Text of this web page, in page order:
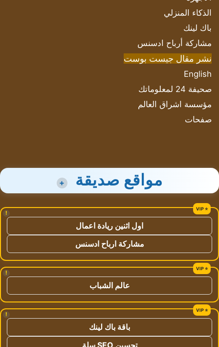
الذكاء المنزلي
باك لينك
مشاركة أرباح ادسنس
نشر مقال جيست بوست
English
صحيفة 24 لمعلوماتك
مؤسسة اشراق العالم
صفحات
مواقع صديقة +
!
اول اثنين ريادة اعمال
مشاركة ارباح ادسنس
!
عالم الشباب
!
باقة باك لينك
تحسين SEO سلة